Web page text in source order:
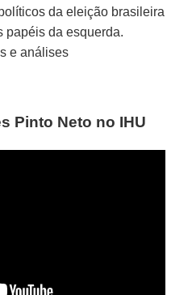
da eleição brasileira
papéis da esquerda.
e análises
Pinto Neto no IHU